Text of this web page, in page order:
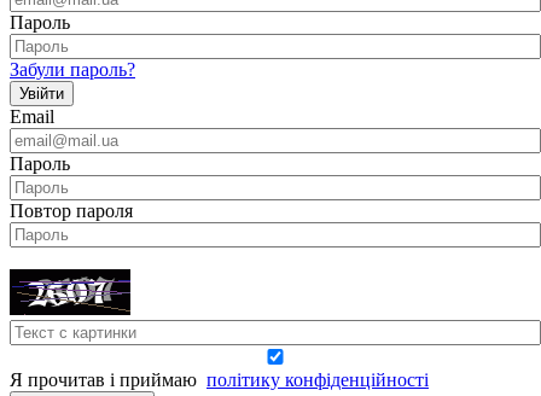
Пароль
Забули пароль?
Увійти
Email
Пароль
Повтор пароля
Я прочитав і приймаю політику конфіденційності